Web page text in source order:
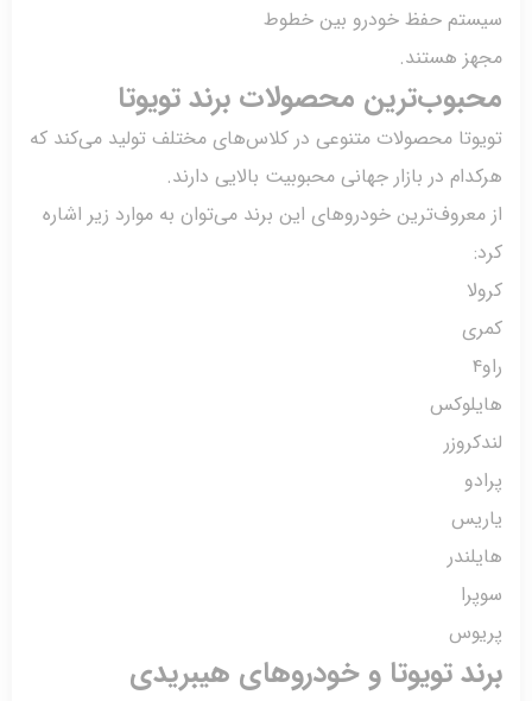
حفظ خودرو بین خطوط
هستند.
محصولات برند تویوتا
محصولات متنوعی در کلاس‌های مختلف تولید می‌کند که
در بازار جهانی محبوبیت بالایی دارند.
خودروهای این برند می‌توان به موارد زیر اشاره
تویوتا و خودروهای هیبریدی